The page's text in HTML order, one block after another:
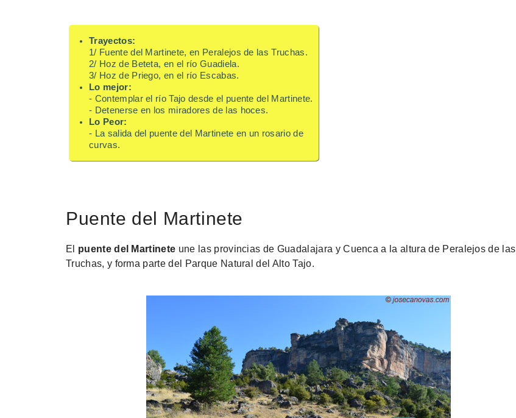
Trayectos:
1/ Fuente del Martinete, en Peralejos de las Truchas.
2/ Hoz de Beteta, en el río Guadiela.
3/ Hoz de Priego, en el río Escabas.
Lo mejor:
- Contemplar el río Tajo desde el puente del Martinete.
- Detenerse en los miradores de las hoces.
Lo Peor:
- La salida del puente del Martinete en un rosario de
curvas.
Puente del Martinete
El puente del Martinete une las provincias de Guadalajara y Cuenca a la altura de Peralejos de las
Truchas, y forma parte del Parque Natural del Alto Tajo.